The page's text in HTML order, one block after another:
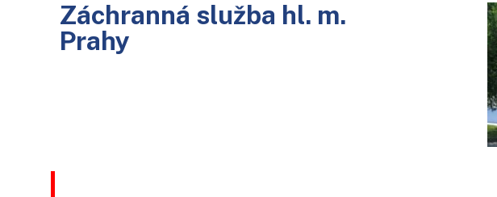
Záchranná služba hl. m.
Prahy